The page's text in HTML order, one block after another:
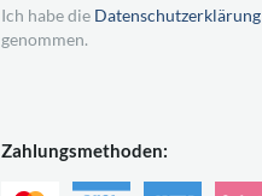
Ich habe die Datenschutzerklärung
genommen.
Zahlungsmethoden: